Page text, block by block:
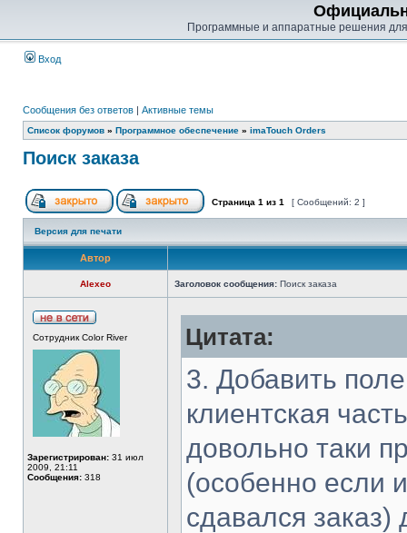
Программные и аппаратные решения
Вход
Сообщения без ответов | Активные темы
Список форумов » Программное обеспечение » imaTouch Orders
Поиск заказа
Страница 1 из 1 [ Сообщений: 2 ]
Версия для печати
Автор
Alexeo Заголовок сообщения: Поиск заказа
Сотрудник Color River
Зарегистрирован: 31 июл
2009, 21:11
Сообщения: 318
Цитата:
3. Добавить
клиентская
довольно таки
(особенно если
сдавался